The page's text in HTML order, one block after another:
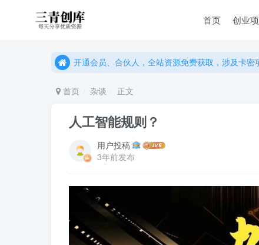
首页 创业
开通会员、合伙人，全站资源免费获取，涉及卡
开通会员、合伙人，全站资源免费获取，涉及卡密
首页 杂谈 正文
人工智能规则？
用户投稿
3年前发布